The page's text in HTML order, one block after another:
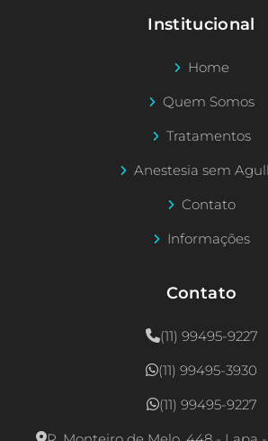
Institucional
Home
Quem Somos
Tratamentos
Anestesia sem
Contato
Informações
Contato
(11) 99495-9227
(11) 99495-3930
(11) 99495-9227